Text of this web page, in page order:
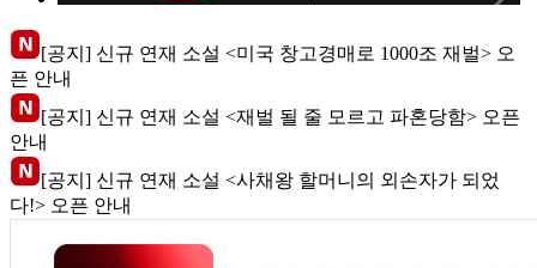
[공지] 신규 연재 소설 <미국 창고경매로 1000조 재벌> 오
픈 안내
[공지] 신규 연재 소설 <재벌 될 줄 모르고 파혼당함> 오픈
안내
[공지] 신규 연재 소설 <사채왕 할머니의 외손자가 되었
다!> 오픈 안내